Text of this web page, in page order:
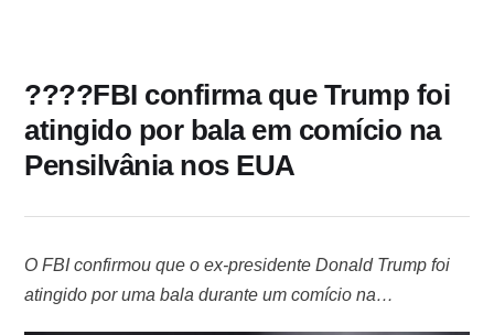
????FBI confirma que Trump foi
atingido por bala em comício na
Pensilvânia nos EUA
O FBI confirmou que o ex-presidente Donald Trump foi
atingido por uma bala durante um comício na